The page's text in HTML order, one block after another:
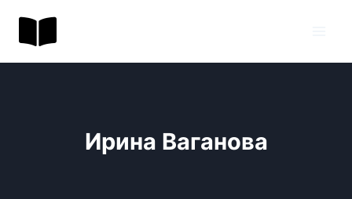
содержимому
Ирина Ваганова